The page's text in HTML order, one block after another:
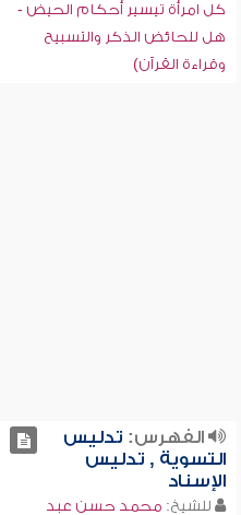
كل امرأة تيسير أحكام الحيض -
هل للحائض الذكر والتسبيح
وقراءة القرآن)
الفهرس: تدليس
التسوية , تدليس
الإسناد
للشيخ: محمد حسن عبد